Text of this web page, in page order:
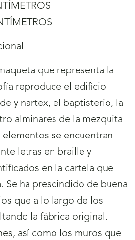
que representa la
reproduce el edificio
y nartex, el baptisterio, la
alminares de la mezquita
se encuentran
letras en braille y
en la cartela que
Se ha prescindido de buena
que a lo largo de los
la fábrica original.
así como los muros que